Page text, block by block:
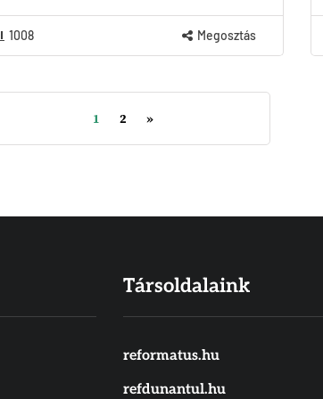
1008 Megosztás
1 2 »
Társoldalaink
reformatus.hu
refdunantul.hu